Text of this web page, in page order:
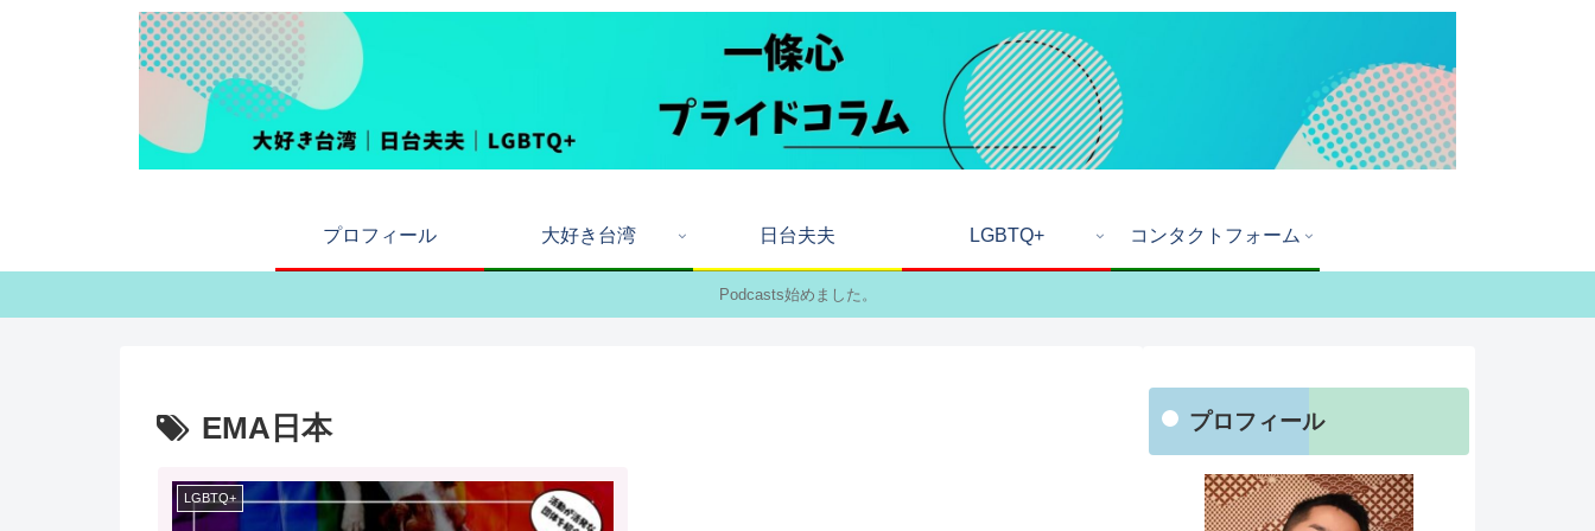
プロフィール 大好き台湾 日台夫夫 LGBTQ+ コンタクトフォーム
Podcasts始めました。
EMA日本
LGBTQ+
プロフィール